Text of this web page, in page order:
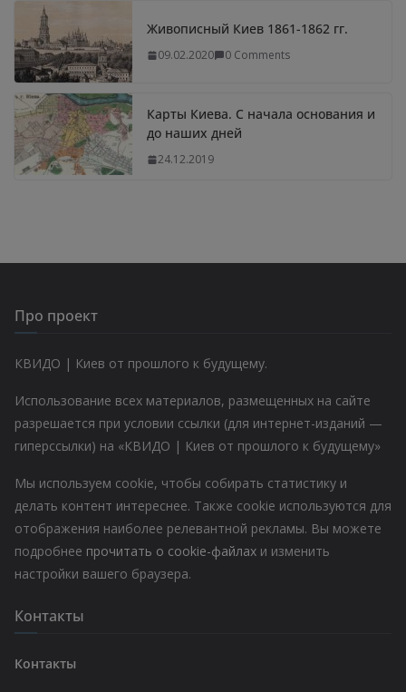
Живописный Киев 1861-1862 гг.
09.02.2020 0 Comments
Карты Киева. С начала основания и
до наших дней
24.12.2019
Про проект
КВИДО | Киев от прошлого к будущему.
Использование всех материалов, размещенных на сайте
разрешается при условии ссылки (для интернет-изданий —
гиперссылки) на «КВИДО | Киев от прошлого к будущему»
Мы используем cookie, чтобы собирать статистику и
делать контент интереснее. Также cookie используются для
отображения наиболее релевантной рекламы. Вы можете
подробнее прочитать о cookie-файлах и изменить
настройки вашего браузера.
Контакты
Контакты